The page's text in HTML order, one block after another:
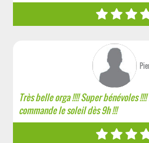
Très belle orga !!!! Super bénévoles
commande le soleil dès 9h !!!